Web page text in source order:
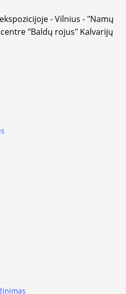
- Vilnius - "Namų
"Baldų rojus" Kalvarijų